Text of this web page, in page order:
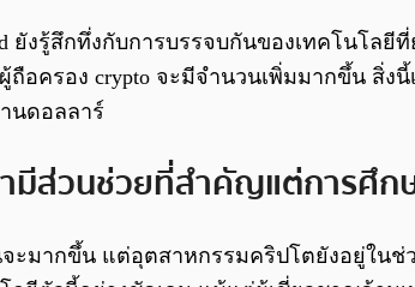
ยังรู้สึกทึ่งกับการบรรจบกันของเทคโนโล
ถือครอง crypto จะมีจำนวนเพิ่มมากขึ้น สิ่
นดอลลาร์
ามีส่วนช่วยที่สำคัญแต่การศึ
ะมากขึ้น แต่อุตสาหกรรมคริปโตยังอยู่ในช่